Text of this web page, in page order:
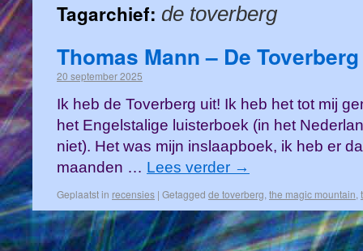
Tagarchief: de toverberg
Thomas Mann – De Toverberg
20 september 2025
Ik heb de Toverberg uit! Ik heb het tot mij
het Engelstalige luisterboek (in het
niet). Het was mijn inslaapboek, ik heb er
maanden … Lees verder →
Geplaatst in recensies | Getagged de toverberg, the magic mountain,